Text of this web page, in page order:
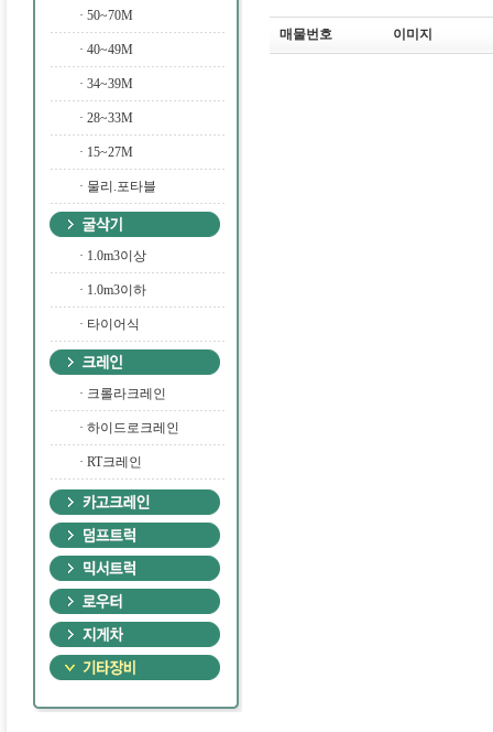
· 50~70M
· 40~49M
· 34~39M
· 28~33M
· 15~27M
· 물리.포타블
· 1.0m3이상
· 1.0m3이하
· 타이어식
· 크롤라크레인
· 하이드로크레인
· RT크레인
매물번호 이미지